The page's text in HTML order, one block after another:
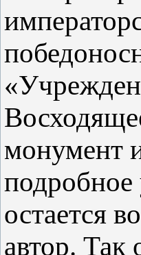
монумент
подробное
остается
автор. Так